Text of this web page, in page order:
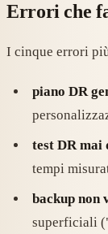
Errori che
I cinque errori
piano DR
test DR mai
tempi
backup non
superficiali